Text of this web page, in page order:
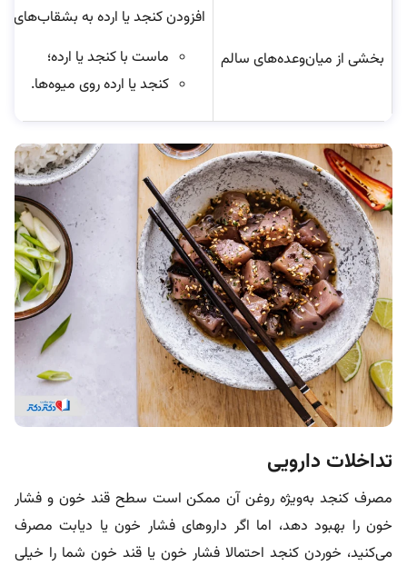
بخشی از میان‌وعده‌های سالم
افزودن کنجد یا ارده به بشقاب‌های
ماست با کنجد یا ارده؛
کنجد یا ارده روی میوه‌ها.
تداخلات دارویی
مصرف کنجد به‌ویژه روغن آن ممکن است سطح قند خون و فشار
خون را بهبود دهد، اما اگر داروهای فشار خون یا دیابت مصرف
می‌کنید، خوردن کنجد احتمالا فشار خون یا قند خون شما را خیلی